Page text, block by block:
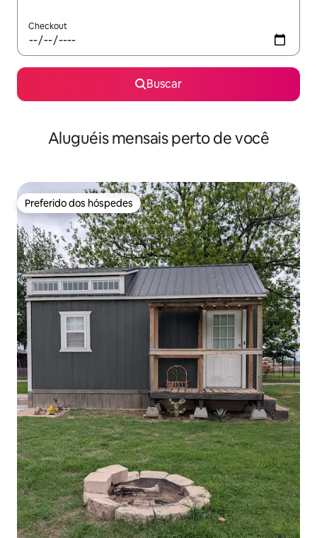
Checkout
Buscar
Aluguéis mensais perto de você
Preferido dos hóspedes
Preferido dos hóspedes